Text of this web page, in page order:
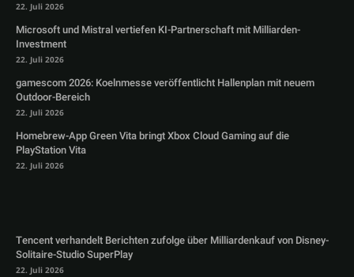
22. Juli 2026
Microsoft und Mistral vertiefen KI-Partnerschaft mit Milliarden-
Investment
22. Juli 2026
gamescom 2026: Koelnmesse veröffentlicht Hallenplan mit neuem
Outdoor-Bereich
22. Juli 2026
Homebrew-App Green Vita bringt Xbox Cloud Gaming auf die
PlayStation Vita
22. Juli 2026
Tencent verhandelt Berichten zufolge über Milliardenkauf von Disney-
Solitaire-Studio SuperPlay
22. Juli 2026